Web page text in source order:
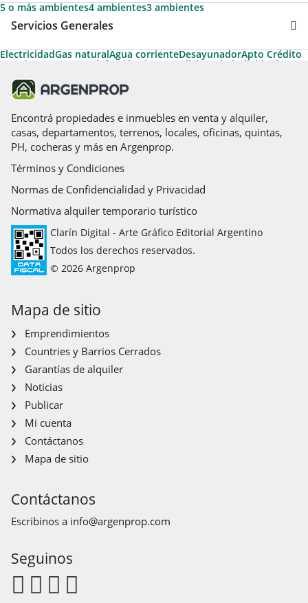
5 o más ambientes4 ambientes3 ambientes
Servicios Generales
ElectricidadGas naturalAgua corrienteDesayunadorApto Crédito
Permite Mascotas Calefacción Aire acondicionado individual
Aire calienteAcceso para personas con movilidad reducida
Encontrá propiedades e inmuebles en venta y alquiler,
casas, departamentos, terrenos, locales, oficinas, quintas,
PH, cocheras y más en Argenprop.
Términos y Condiciones
Normas de Confidencialidad y Privacidad
Normativa alquiler temporario turístico
Clarín Digital - Arte Gráfico Editorial Argentino
Todos los derechos reservados.
© 2026 Argenprop
Mapa de sitio
Emprendimientos
Countries y Barrios Cerrados
Garantías de alquiler
Noticias
Publicar
Mi cuenta
Contáctanos
Mapa de sitio
Contáctanos
Escribinos a info@argenprop.com
Seguinos